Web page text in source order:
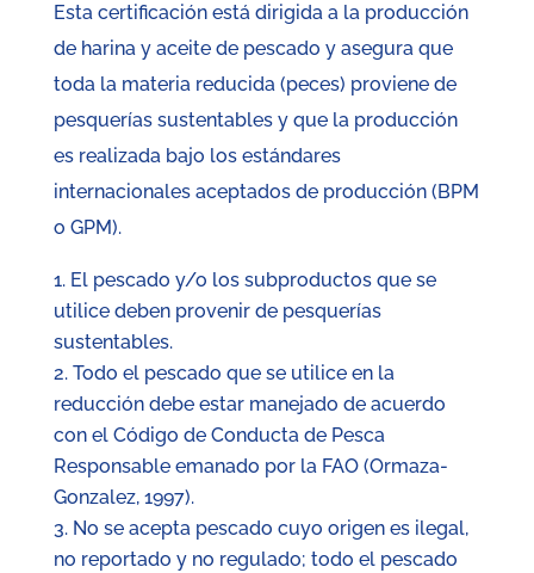
Esta certificación está dirigida a la producción
de harina y aceite de pescado y asegura que
toda la materia reducida (peces) proviene de
pesquerías sustentables y que la producción
es realizada bajo los estándares
internacionales aceptados de producción (BPM
o GPM).
El pescado y/o los subproductos que se
utilice deben provenir de pesquerías
sustentables.
Todo el pescado que se utilice en la
reducción debe estar manejado de acuerdo
con el Código de Conducta de Pesca
Responsable emanado por la FAO (Ormaza-
Gonzalez, 1997).
No se acepta pescado cuyo origen es ilegal,
no reportado y no regulado; todo el pescado